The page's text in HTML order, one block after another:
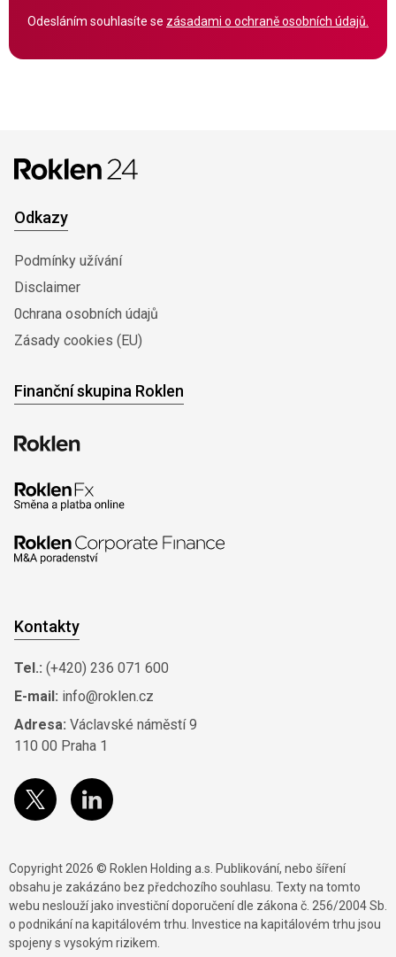
Odesláním souhlasíte se zásadami o ochraně osobních údajů.
Odkazy
Podmínky užívání
Disclaimer
0chrana osobních údajů
Zásady cookies (EU)
Finanční skupina Roklen
Kontakty
Tel.: (+420) 236 071 600
E-mail: info@roklen.cz
Adresa: Václavské náměstí 9
110 00 Praha 1
Copyright 2026 © Roklen Holding a.s. Publikování, nebo šíření
obsahu je zakázáno bez předchozího souhlasu. Texty na tomto
webu neslouží jako investiční doporučení dle zákona č. 256/2004 Sb.
o podnikání na kapitálovém trhu. Investice na kapitálovém trhu jsou
spojeny s vysokým rizikem.